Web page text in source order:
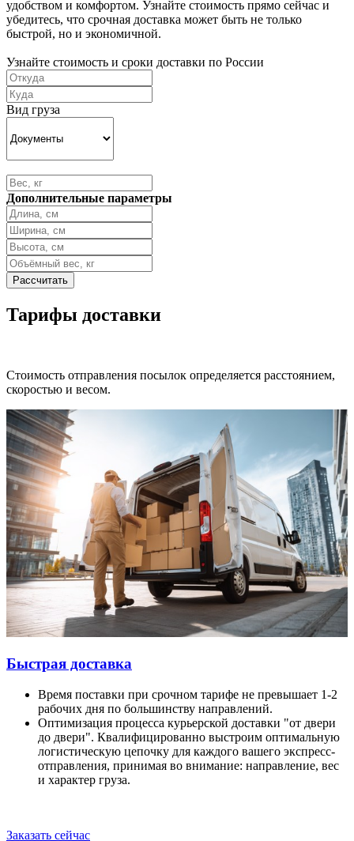
удобством и комфортом. Узнайте стоимость прямо сейчас и
убедитесь, что срочная доставка может быть не только
быстрой, но и экономичной.
Узнайте стоимость и сроки доставки по России
Вид груза
Дополнительные параметры
Тарифы доставки
Стоимость отправления посылок определяется расстоянием,
скоростью и весом.
Быстрая доставка
Время поставки при срочном тарифе не превышает 1-2
рабочих дня по большинству направлений.
Оптимизация процесса курьерской доставки "от двери
до двери". Квалифицированно выстроим оптимальную
логистическую цепочку для каждого вашего экспресс-
отправления, принимая во внимание: направление, вес
и характер груза.
Заказать сейчас